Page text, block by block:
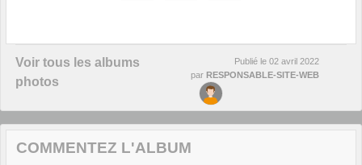
Voir tous les albums
photos
Publié le 02 avril 2022
par RESPONSABLE-SITE-WEB
COMMENTEZ L'ALBUM